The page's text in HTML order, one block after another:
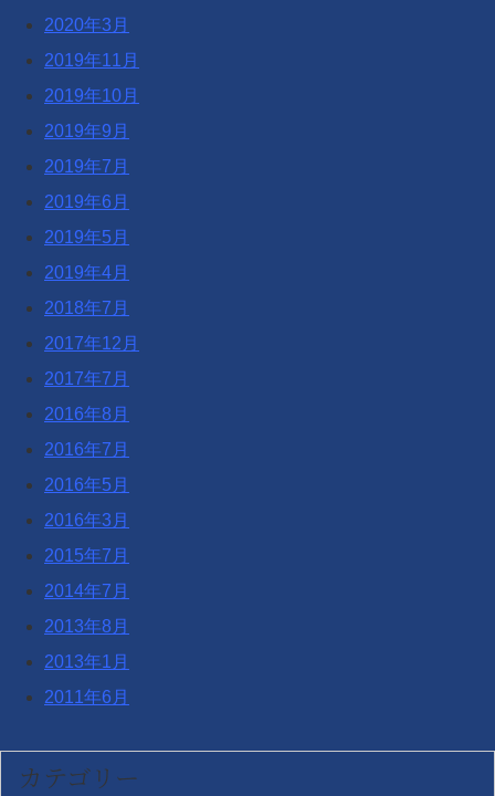
2020年3月
2019年11月
2019年10月
2019年9月
2019年7月
2019年6月
2019年5月
2019年4月
2018年7月
2017年12月
2017年7月
2016年8月
2016年7月
2016年5月
2016年3月
2015年7月
2014年7月
2013年8月
2013年1月
2011年6月
カテゴリー